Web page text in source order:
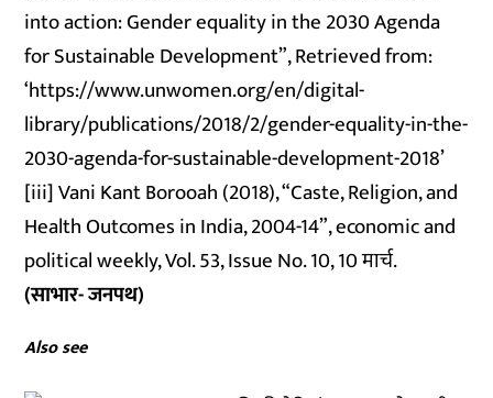
into action: Gender equality in the 2030 Agenda
for Sustainable Development”, Retrieved from:
‘https://www.unwomen.org/en/digital-
library/publications/2018/2/gender-equality-in-the-
2030-agenda-for-sustainable-development-2018’
[iii] Vani Kant Borooah (2018), “Caste, Religion, and
Health Outcomes in India, 2004-14”, economic and
political weekly, Vol. 53, Issue No. 10, 10 मार्च.
(साभार- जनपथ)
Also see